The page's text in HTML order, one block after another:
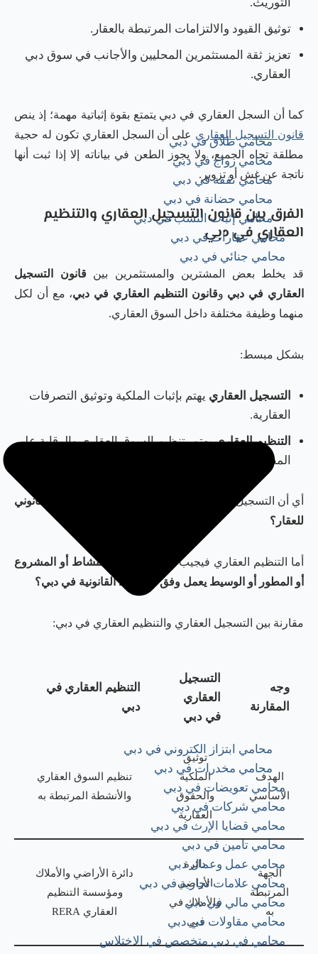
محامي طلاق في دبي
محامي زواج في دبي
محامي نفقة في دبي
محامي حضانة في دبي
محامي إثبات النسب في دبي
محامي عقارات في دبي
محامي جنائي في دبي
محامي ابتزاز الكتروني في دبي
محامي مخدرات في دبي
محامي تعويضات في دبي
محامي شركات في دبي
محامي قضايا الإرث في دبي
محامي تامين في دبي
محامي عمل وعمال دبي
محامي علامات تجارية في دبي
محامي مالي في دبي
محامي مقاولات في دبي
محامي في دبي متخصص في الاختلاس
توثيق القيود والالتزامات المرتبطة بالعقار.
تعزيز ثقة المستثمرين المحليين والأجانب في سوق دبي
العقاري.
كما أن السجل العقاري في دبي يتمتع بقوة إثباتية مهمة؛ إذ ينص
قانون التسجيل العقاري على أن السجل العقاري تكون له حجية
مطلقة تجاه الجميع، ولا يجوز الطعن في بياناته إلا إذا ثبت أنها
ناتجة عن غش أو تزوير.
الفرق بين قانون التسجيل العقاري والتنظيم
العقاري في دبي
قد يخلط بعض المشترين والمستثمرين بينقانون التسجيل
العقاري في دبي وقانون التنظيم العقاري في دبي، مع أن لكل
منهما وظيفة مختلفة داخل السوق العقاري.
بشكل مبسط:
التسجيل العقاري يهتم بإثبات الملكية وتوثيق التصرفات
العقارية.
التنظيم العقارييهتم بتنظيم السوق العقاري والرقابة على
المطورين والوسطاء والمشاريع العقارية.
أي أن التسجيل العقاري يجيب عن سؤال:
من هو المالك القانوني
للعقار؟
أما التنظيم العقاري فيجيب عن سؤال:
هل النشاط أو المشروع
أو المطور أو الوسيط يعمل وفق الضوابط القانونية في دبي؟
مقارنة بين التسجيل العقاري والتنظيم العقاري في دبي:
وجه
المقارنة
التسجيل
العقاري
في دبي
التنظيم العقاري في
دبي
الهدف
الأساسي
توثيق
الملكية
والحقوق
العقارية
تنظيم السوق العقاري
والأنشطة المرتبطة به
الجهة
المرتبطة
به
دائرة
الأراضي
والأملاك في
دبي
دائرة الأراضي والأملاك
ومؤسسة التنظيم
العقاري RERA